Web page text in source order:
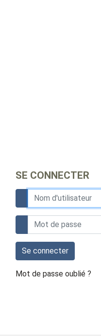
SE CONNECTER
Se connecter
Mot de passe oublié ?